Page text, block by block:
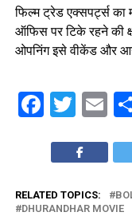
फिल्म ट्रेड एक्सपर्ट्स
ऑफिस पर टिके रहने की
ओपनिंग इसे वीकेंड और आने
RELATED TOPICS:
DHURANDHAR MOVIE